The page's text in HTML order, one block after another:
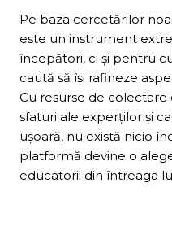
Pe baza cercetărilor
este un instrument
începători, ci și pentru
caută să își rafineze
Cu resurse de
sfaturi ale experților și
ușoară, nu există nicio
platformă devine o
educatorii din întreaga